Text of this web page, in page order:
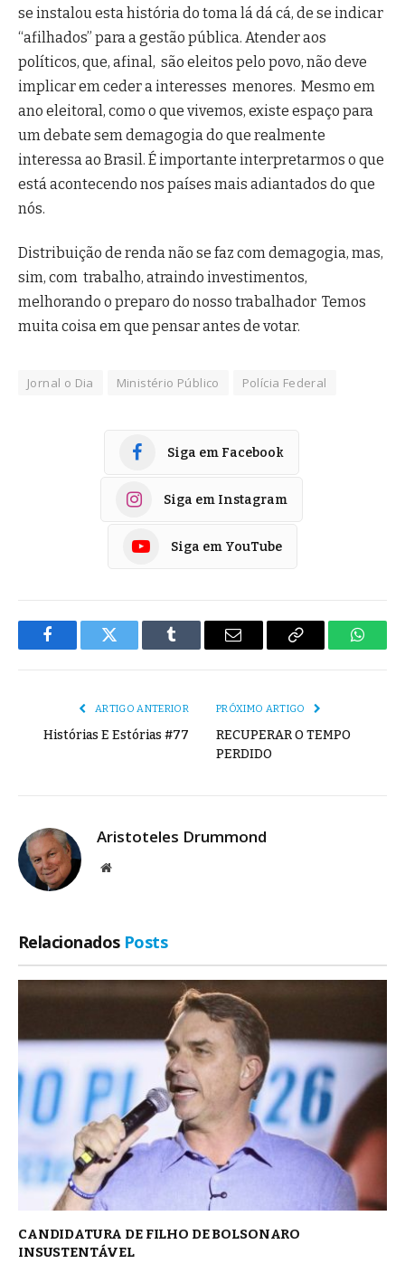
se instalou esta história do toma lá dá cá, de se indicar
“afilhados” para a gestão pública. Atender aos
políticos, que, afinal, são eleitos pelo povo, não deve
implicar em ceder a interesses menores. Mesmo em
ano eleitoral, como o que vivemos, existe espaço para
um debate sem demagogia do que realmente
interessa ao Brasil. É importante interpretarmos o que
está acontecendo nos países mais adiantados do que
nós.
Distribuição de renda não se faz com demagogia, mas,
sim, com trabalho, atraindo investimentos,
melhorando o preparo do nosso trabalhador Temos
muita coisa em que pensar antes de votar.
Jornal o Dia Ministério Público Polícia Federal
Siga em Facebook
Siga em Instagram
Siga em YouTube
FacebookTwitter Tumblr
E-
Copiar
ARTIGO ANTERIOR
Histórias E Estórias #77
PRÓXIMO ARTIGO
RECUPERAR O TEMPO
PERDIDO
Aristoteles Drummond
Site
Relacionados Posts
CANDIDATURA DE FILHO DE BOLSONARO
INSUSTENTÁVEL